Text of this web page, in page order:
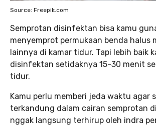
Source: Freepik.com
Semprotan disinfektan bisa kamu
menyemprot permukaan benda halus
lainnya di kamar tidur. Tapi lebih baik
disinfektan setidaknya 15-30 menit
tidur.
Kamu perlu memberi jeda waktu agar
terkandung dalam cairan semprotan
nggak langsung terhirup oleh indra